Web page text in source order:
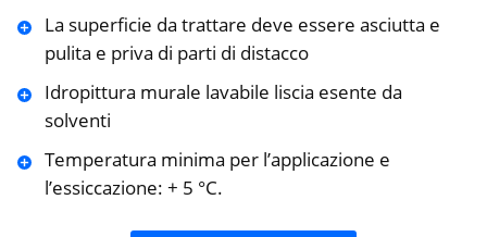
La superficie da trattare deve essere asciutta e
pulita e priva di parti di distacco
Idropittura murale lavabile liscia esente da
solventi
Temperatura minima per l’applicazione e
l’essiccazione: + 5 °C.